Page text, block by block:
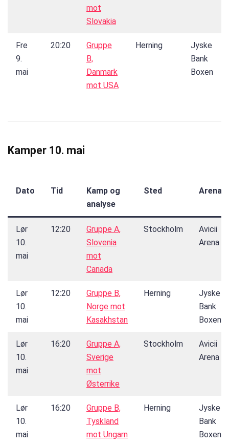
mot
Slovakia
Fre
9.
mai
20:20
Gruppe
B,
Danmark
mot USA
Herning
Jyske
Bank
Boxen
Kamper 10. mai
Dato Tid
Kamp og
analyse
Sted Arena
Lør
10.
mai
12:20
Gruppe A,
Slovenia
mot
Canada
Stockholm
Avicii
Arena
Lør
10.
mai
12:20
Gruppe B,
Norge mot
Kasakhstan
Herning
Jyske
Bank
Boxen
Lør
10.
mai
16:20
Gruppe A,
Sverige
mot
Østerrike
Stockholm
Avicii
Arena
Lør
10.
mai
16:20
Gruppe B,
Tyskland
mot Ungarn
Herning
Jyske
Bank
Boxen